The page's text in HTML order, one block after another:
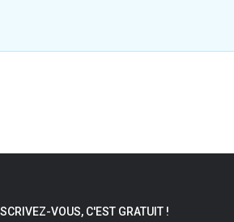
VOUS, C'EST GRATUIT !